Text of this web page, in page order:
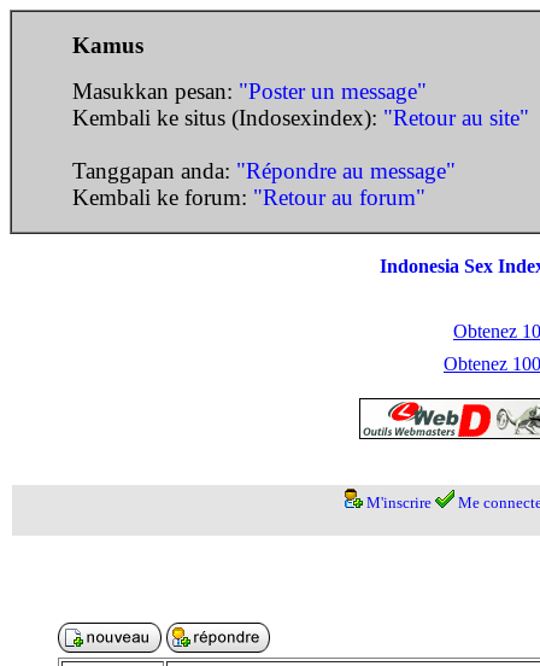
Kamus
Masukkan pesan: "Poster un message"
Kembali ke situs (Indosexindex): "Retour au site"
Tanggapan anda: "Répondre au message"
Kembali ke forum: "Retour au forum"
Indonesia Sex
Obtenez
Obtenez
M'inscrire Me